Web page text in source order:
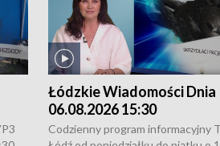
Łódzkie Wiadomości Dnia
06.08.2026 15:30
Codzienny program informacyjny